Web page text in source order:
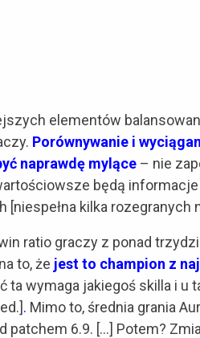
elementów
Porównywanie i
naprawdę mylące – nie
będą
[niespełna kilka rozegranych
ratio graczy z ponad
to, że jest to champion z
ta wymaga jakiegoś skilla i
. Mimo to, średnia grania
patchem 6.9. […] Potem?